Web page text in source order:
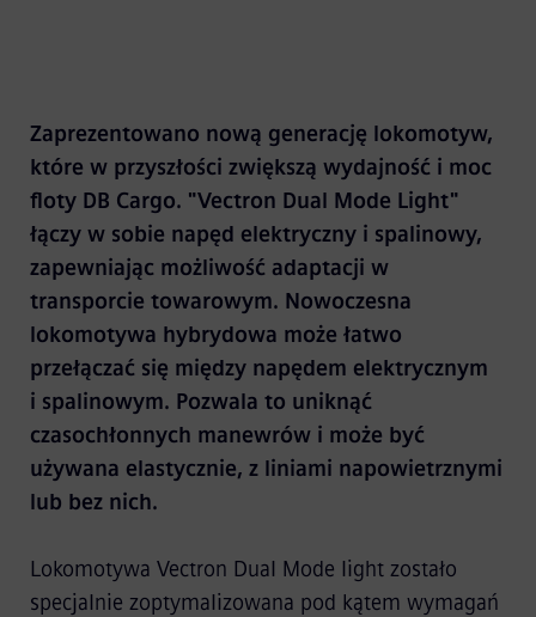
Zaprezentowano nową generację lokomotyw,
które w przyszłości zwiększą wydajność i moc
floty DB Cargo. "Vectron Dual Mode Light"
łączy w sobie napęd elektryczny i spalinowy,
zapewniając możliwość adaptacji w
transporcie towarowym. Nowoczesna
lokomotywa hybrydowa może łatwo
przełączać się między napędem elektrycznym
i spalinowym. Pozwala to uniknąć
czasochłonnych manewrów i może być
używana elastycznie, z liniami napowietrznymi
lub bez nich.
Lokomotywa Vectron Dual Mode light zostało
specjalnie zoptymalizowana pod kątem wymagań